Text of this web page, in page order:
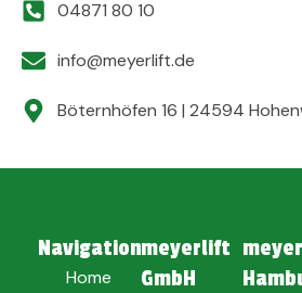
04871 80 10
info@meyerlift.de
Böternhöfen 16 | 24594
Navigation
Home
meyerlift
GmbH